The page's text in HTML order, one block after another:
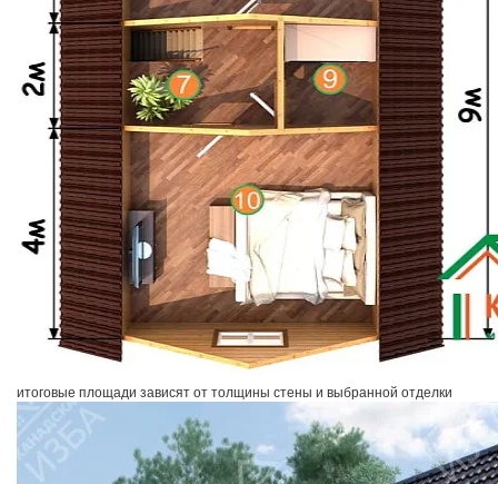
итоговые площади зависят от толщины стены и выбранной отделки